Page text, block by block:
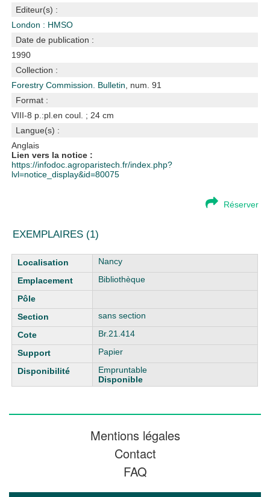
Editeur(s) :
London : HMSO
Date de publication :
1990
Collection :
Forestry Commission. Bulletin , num. 91
Format :
VIII-8 p.:pl.en coul. ; 24 cm
Langue(s) :
Anglais
Lien vers la notice :
https://infodoc.agroparistech.fr/index.php?
lvl=notice_display&id=80075
Réserver
EXEMPLAIRES (1)
Liste des exemplaires
Nancy
Bibliothèque
sans section
Br.21.414
Papier
Empruntable
Disponible
Mentions légales
Contact
FAQ